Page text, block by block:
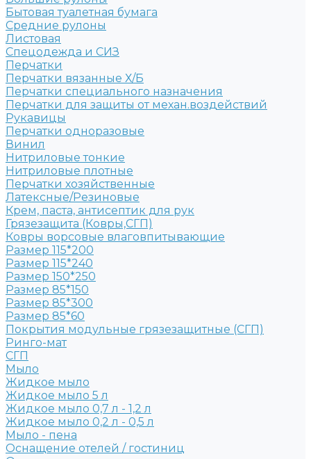
Бытовая туалетная бумага
Средние рулоны
Листовая
Спецодежда и СИЗ
Перчатки
Перчатки вязанные Х/Б
Перчатки специального назначения
Перчатки для защиты от механ.воздействий
Рукавицы
Перчатки одноразовые
Винил
Нитриловые тонкие
Нитриловые плотные
Перчатки хозяйственные
Латексные/Резиновые
Крем, паста, антисептик для рук
Грязезащита (Ковры,СГП)
Ковры ворсовые влаговпитывающие
Размер 115*200
Размер 115*240
Размер 150*250
Размер 85*150
Размер 85*300
Размер 85*60
Покрытия модульные грязезащитные (СГП)
Ринго-мат
СГП
Мыло
Жидкое мыло
Жидкое мыло 5 л
Жидкое мыло 0,7 л - 1,2 л
Жидкое мыло 0,2 л - 0,5 л
Мыло - пена
Оснащение отелей / гостиниц